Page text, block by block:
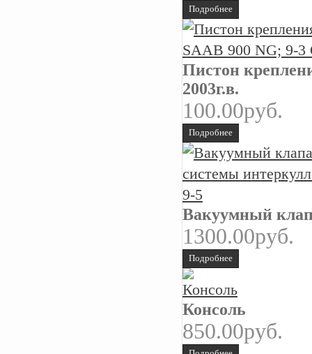
Подробнее
Пистон
2003г.в.
100.00руб.
Подробнее
Вакуумный
1300.00руб.
Подробнее
Консоль
850.00руб.